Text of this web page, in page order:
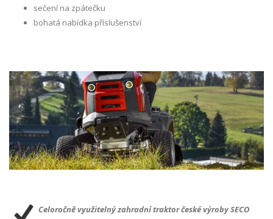
sečení na zpátečku
bohatá nabídka příslušenství
Celoročně využitelný zahradní traktor české výroby SECO